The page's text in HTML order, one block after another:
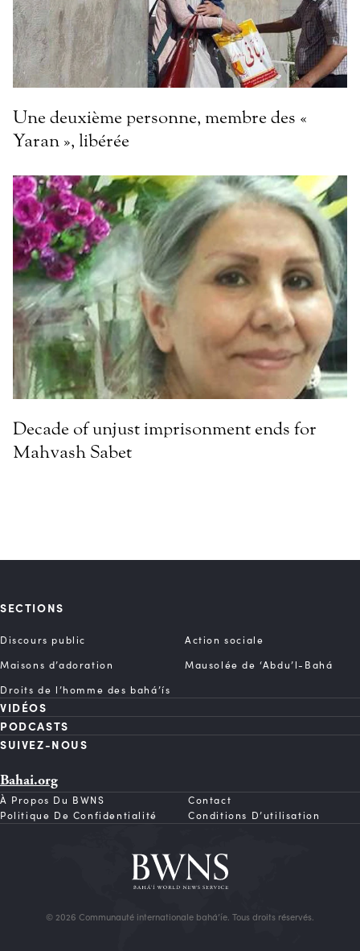
Une deuxième personne, membre des «
Yaran », libérée
Decade of unjust imprisonment ends for
Mahvash Sabet
SECTIONS
Discours public
Action sociale
Maisons d’adoration
Mausolée de ‘Abdu’l-Bahá
Droits de l’homme des bahá’ís
VIDÉOS
PODCASTS
SUIVEZ-NOUS
Bahai.org
À Propos Du BWNS
Contact
Politique De Confidentialité
Conditions D’utilisation
© 2026 Communauté internationale bahá’íe. Tous droits réservés.